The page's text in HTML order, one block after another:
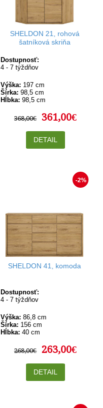
SHELDON 21, rohová
šatníková skriňa
Dostupnosť:
4 - 7 týždňov
Výška: 197 cm
Šírka: 98,5 cm
Hĺbka: 98,5 cm
368,00€ 361,00€
DETAIL
-2%
SHELDON 41, komoda
Dostupnosť:
4 - 7 týždňov
Výška: 86,8 cm
Šírka: 156 cm
Hĺbka: 40 cm
268,00€ 263,00€
DETAIL